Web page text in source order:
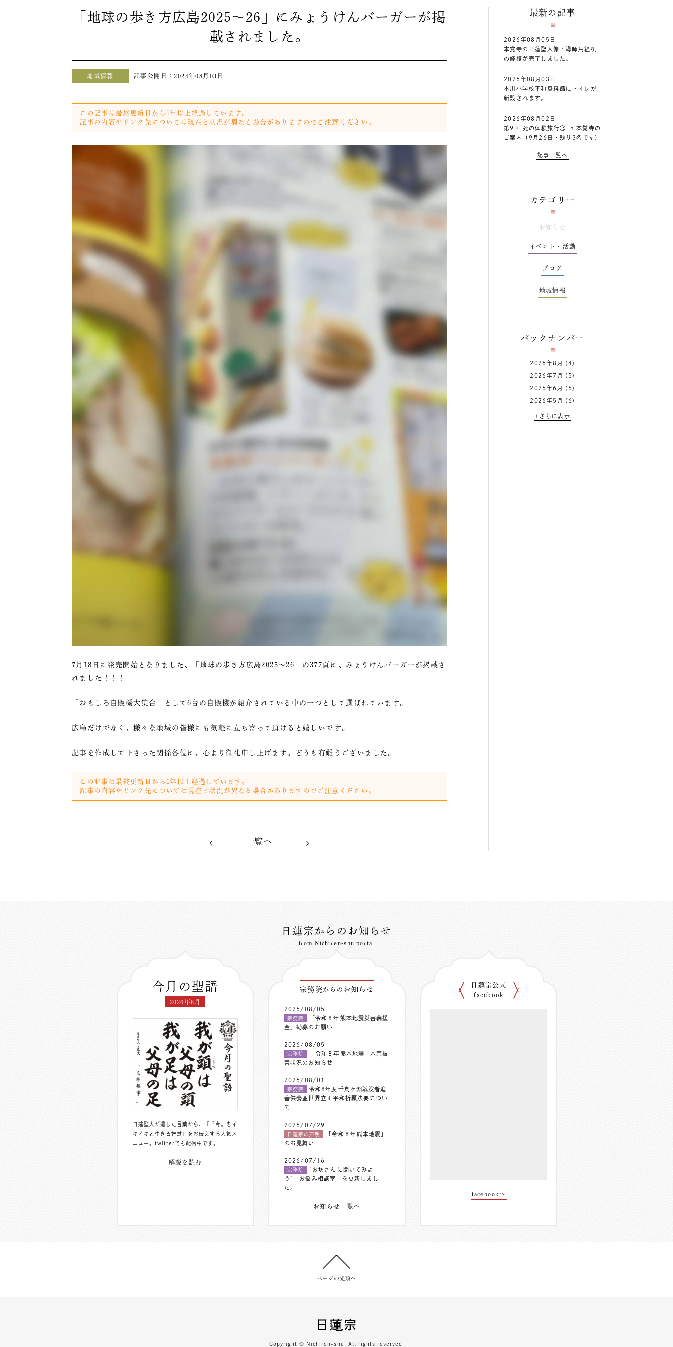
「地球の歩き方広島2025〜26」にみょうけんバーガーが掲
載されました。
地域情報 記事公開日：2024年08月03日
この記事は最終更新日から1年以上経過しています。
記事の内容やリンク先については現在と状況が異なる場合がありますのでご注意ください。
7月18日に発売開始となりました、「地球の歩き方広島2025〜26」の377頁に、みょうけんバーガーが掲載さ
れました！！！
「おもしろ自販機大集合」として6台の自販機が紹介されている中の一つとして選ばれています。
広島だけでなく、様々な地域の皆様にも気軽に立ち寄って頂けると嬉しいです。
記事を作成して下さった関係各位に、心より御礼申し上げます。どうも有難うございました。
この記事は最終更新日から1年以上経過しています。
記事の内容やリンク先については現在と状況が異なる場合がありますのでご注意ください。
一覧へ
最新の記事
2026年08月05日
本覚寺の日蓮聖人像・導師用経机
の修復が完了しました。
2026年08月03日
本川小学校平和資料館にトイレが
新設されます。
2026年08月02日
第9回 死の体験旅行Ⓡ in 本覚寺の
ご案内（9月26日・残り3名です）
記事一覧へ
カテゴリー
お知らせ
イベント・活動
ブログ
地域情報
バックナンバー
2026年8月 (4)
2026年7月 (5)
2026年6月 (6)
2026年5月 (6)
+さらに表示
日蓮宗からのお知らせ
from Nichiren-shu portal
今月の聖語
2026年8月
日蓮聖人が遺した言葉から、「〝今〟をイ
キイキと生きる智慧」をお伝えする人気メ
ニュー。 twitterでも配信中 です。
解説を読む
宗務院からの お知らせ
2026/08/05
宗務院
「令和８年熊本地震災害義援
金」勧募のお願い
2026/08/05
宗務院
「令和８年熊本地震」本宗被
害状況のお知らせ
2026/08/01
宗務院
令和8年度千鳥ヶ淵戦没者追
善供養並世界立正平和祈願法要につい
て
2026/07/29
日蓮宗の声明
「令和８年熊本地震」
のお見舞い
2026/07/16
宗務院
”お坊さんに聞いてみよ
う”「お悩み相談室」を更新しまし
た。
お知らせ一覧へ
日蓮宗公式
facebook
facebookへ
ページの先頭へ
Copyright © Nichiren-shu. All rights reserved.